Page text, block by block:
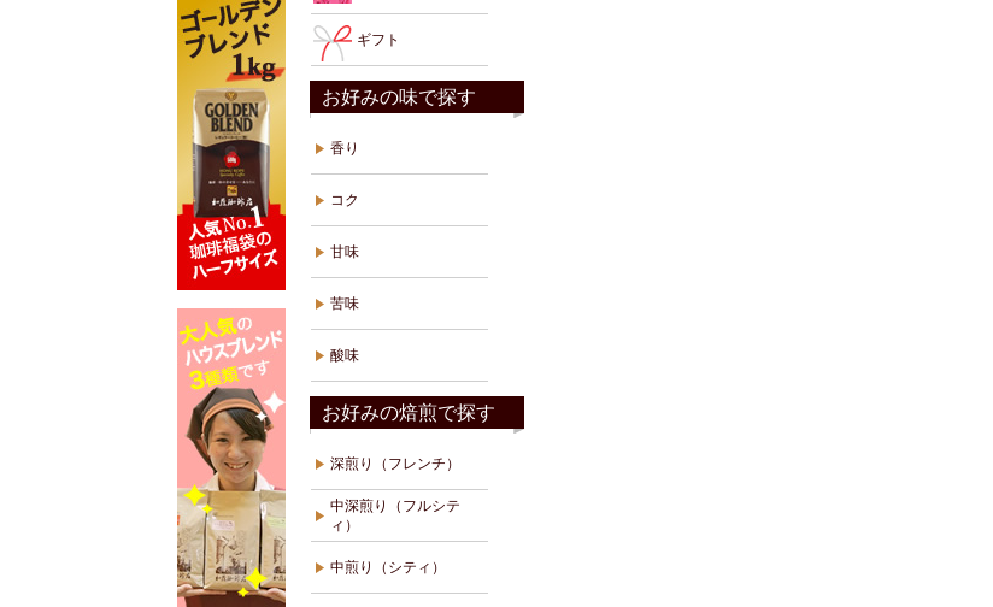
ギフト
お好みの味で探す
香り
コク
甘味
苦味
酸味
お好みの焙煎で探す
深煎り（フレンチ）
中深煎り（フルシテ
ィ）
中煎り（シティ）